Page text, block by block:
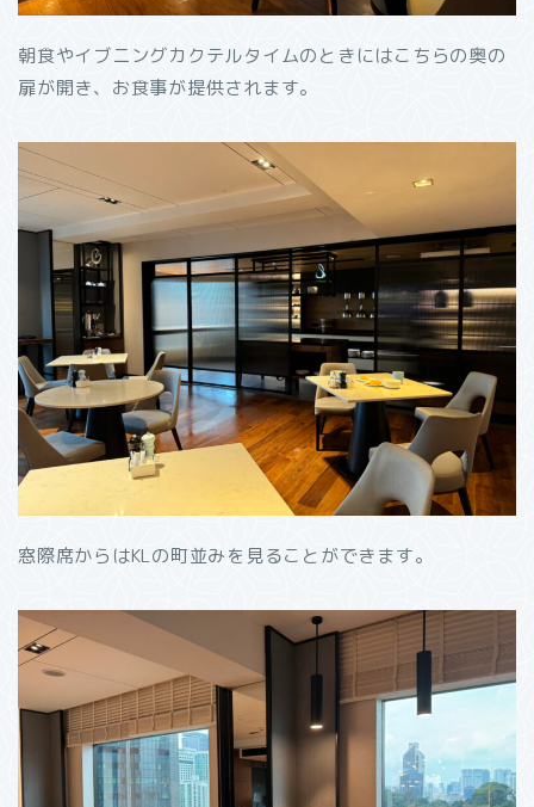
朝食やイブニングカクテルタイムのときにはこちらの奥の
扉が開き、お食事が提供されます。
窓際席からはKLの町並みを見ることができます。